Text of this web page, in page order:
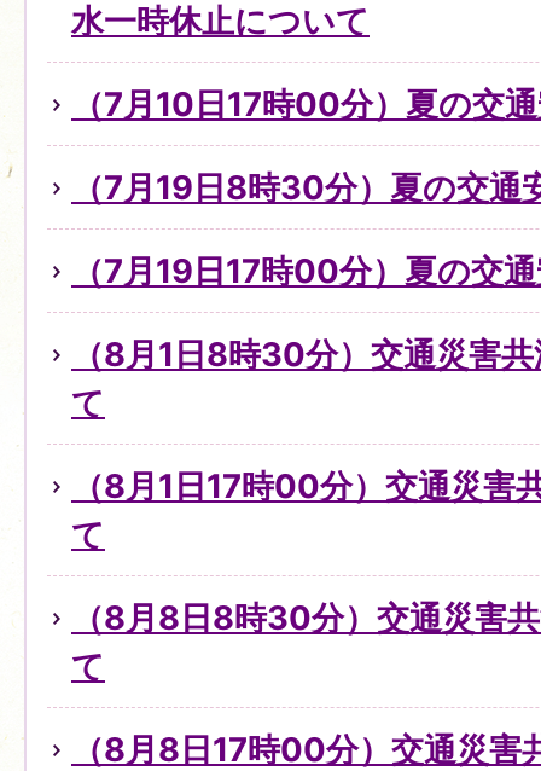
水一時休止について
（7月10日17時00分）夏の交
（7月19日8時30分）夏の交通
（7月19日17時00分）夏の交
（8月1日8時30分）交通災害
て
（8月1日17時00分）交通災害
て
（8月8日8時30分）交通災害
て
（8月8日17時00分）交通災